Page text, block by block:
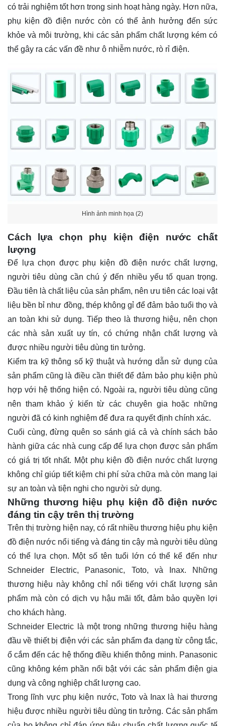
có trải nghiệm tốt hơn trong sinh hoạt hàng ngày. Hơn nữa,
phụ kiện đồ điện nước còn có thể ảnh hưởng đến sức
khỏe và môi trường, khi các sản phẩm chất lượng kém có
thể gây ra các vấn đề như ô nhiễm nước, rò rỉ điện.
Hình ảnh minh họa (2)
Cách lựa chọn phụ kiện điện nước chất
lượng
Để lựa chọn được phụ kiện đồ điện nước chất lượng,
người tiêu dùng cần chú ý đến nhiều yếu tố quan trọng.
Đầu tiên là chất liệu của sản phẩm, nên ưu tiên các loại vật
liệu bền bỉ như đồng, thép không gỉ để đảm bảo tuổi thọ và
an toàn khi sử dụng. Tiếp theo là thương hiệu, nên chọn
các nhà sản xuất uy tín, có chứng nhận chất lượng và
được nhiều người tiêu dùng tin tưởng.
Kiểm tra kỹ thông số kỹ thuật và hướng dẫn sử dụng của
sản phẩm cũng là điều cần thiết để đảm bảo phụ kiện phù
hợp với hệ thống hiện có. Ngoài ra, người tiêu dùng cũng
nên tham khảo ý kiến từ các chuyên gia hoặc những
người đã có kinh nghiệm để đưa ra quyết định chính xác.
Cuối cùng, đừng quên so sánh giá cả và chính sách bảo
hành giữa các nhà cung cấp để lựa chọn được sản phẩm
có giá trị tốt nhất. Một phụ kiện đồ điện nước chất lượng
không chỉ giúp tiết kiệm chi phí sửa chữa mà còn mang lại
sự an toàn và tiện nghi cho người sử dụng.
Những thương hiệu phụ kiện đồ điện nước
đáng tin cậy trên thị trường
Trên thị trường hiện nay, có rất nhiều thương hiệu phụ kiện
đồ điện nước nổi tiếng và đáng tin cậy mà người tiêu dùng
có thể lựa chọn. Một số tên tuổi lớn có thể kể đến như
Schneider Electric, Panasonic, Toto, và Inax. Những
thương hiệu này không chỉ nổi tiếng với chất lượng sản
phẩm mà còn có dịch vụ hậu mãi tốt, đảm bảo quyền lợi
cho khách hàng.
Schneider Electric là một trong những thương hiệu hàng
đầu về thiết bị điện với các sản phẩm đa dạng từ công tắc,
ổ cắm đến các hệ thống điều khiển thông minh. Panasonic
cũng không kém phần nổi bật với các sản phẩm điện gia
dụng và công nghiệp chất lượng cao.
Trong lĩnh vực phụ kiện nước, Toto và Inax là hai thương
hiệu được nhiều người tiêu dùng tin tưởng. Các sản phẩm